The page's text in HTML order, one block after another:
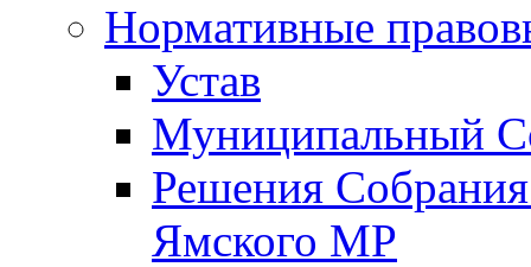
Нормативные
Устав
Муниципальный
Решения
Ямского МР